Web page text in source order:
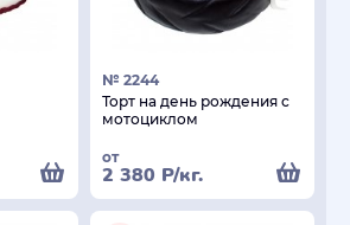
№ 2244
Торт на день рождения с
мотоциклом
от
2 380 Р/кг.